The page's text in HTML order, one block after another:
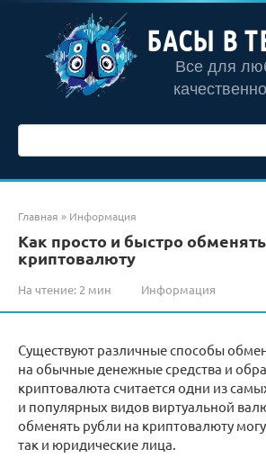
контенту
БАСЫ В
Все для
Главная » Информация
Как просто и быстро обменять
криптовалюту
На чтение: 2 мин Информация
Существуют различные способы
на обычные денежные средства и
криптовалюта считается одни из
и популярных видов виртуальной
обменять рубли на криптовалюту
так и юридические лица.